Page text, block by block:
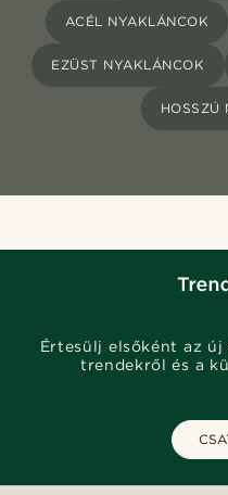
ACÉL NYAKLÁNCOK
EZÜST NYAKLÁNCOK
HOSSZÚ
Értesülj elsőként az
trendekről és a